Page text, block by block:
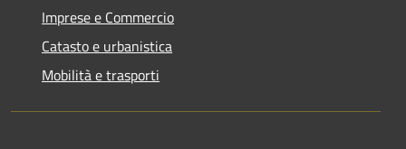
Imprese e Commercio
Catasto e urbanistica
Mobilità e trasporti